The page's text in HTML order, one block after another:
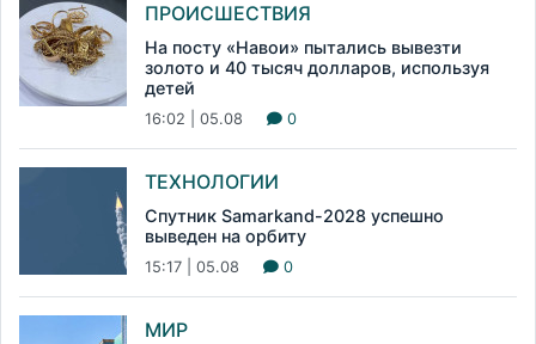
ПРОИСШЕСТВИЯ
На посту «Навои» пытались вывезти
золото и 40 тысяч долларов, используя
детей
16:02 | 05.08 0
ТЕХНОЛОГИИ
Спутник Samarkand-2028 успешно
выведен на орбиту
15:17 | 05.08 0
МИР